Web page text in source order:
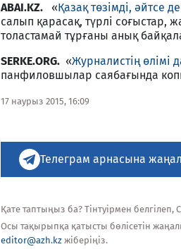
ABAI.KZ. «Қазақ төзімді, әйтсе
салып қарасақ, түрлі соғыстар,
толастамай тұрғаны анық
SERKE.ORG. «Журналистің өлімі
панфиловшылар саябағында
17 наурыз 2015, 16:09
Телеграм арнасына
Қате таптыңыз ба? Тінтуірмен
Осы тақырыпқа қатысты бөлісетін
editor@azh.kz жіберіңіз.